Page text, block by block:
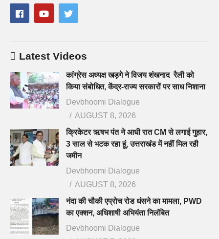
Latest Videos
कांग्रेस अध्यक्ष खड़गे ने विजय शंखनाद रैली को
किया संबोधित, केंद्र-राज्य सरकारों पर साध निशाना
Devbhoomi Dialogue
AUGUST 8, 2026
क्रिकेटर ऋषभ पंत ने आधी रात CM से लगाई गुहार,
3 साल से भटक रहा हूं, उत्तराखंड में नहीं मिल रही
जमीन
Devbhoomi Dialogue
AUGUST 8, 2026
नंदा की चौकी एप्रोच रोड धंसने का मामला, PWD
का एक्शन, अधिशाषी अभियंता निलंबित
Devbhoomi Dialogue